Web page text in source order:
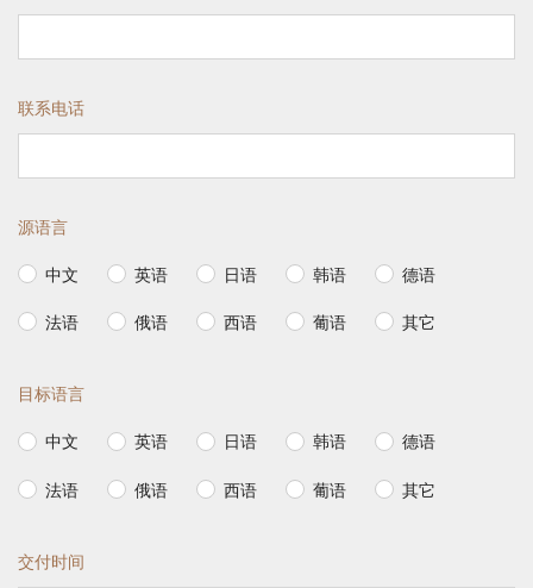
联系电话
源语言
中文 英语 日语 韩语 德语
法语 俄语 西语 葡语 其它
目标语言
中文 英语 日语 韩语 德语
法语 俄语 西语 葡语 其它
交付时间